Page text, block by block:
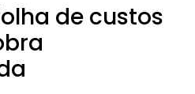
de custos